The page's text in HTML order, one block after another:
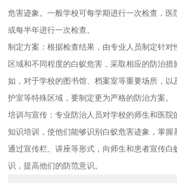
危害迹象。一般学校可每学期进行一次检查，医
或每半年进行一次检查。
制定方案：根据检查结果，由专业人员制定针对
区域和不同程度的白蚁危害，采取相应的防治措
如，对于学校的图书馆、档案室等重要场所，以
护室等特殊区域，要制定更为严格的防治方案。
培训与宣传：专业防治人员对学校的师生和医院
知识培训，使他们能够识别白蚁危害迹象，掌握
通过宣传栏、讲座等形式，向师生和患者宣传白
识，提高他们的防范意识。